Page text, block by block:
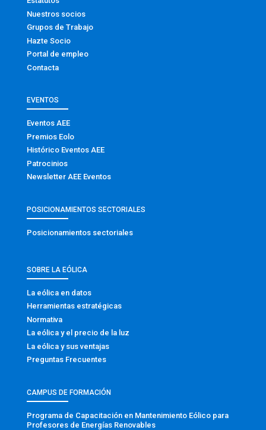
Nuestros socios
Grupos de Trabajo
Hazte Socio
Portal de empleo
Contacta
EVENTOS
Eventos AEE
Premios Eolo
Histórico Eventos AEE
Patrocinios
Newsletter AEE Eventos
POSICIONAMIENTOS SECTORIALES
Posicionamientos sectoriales
SOBRE LA EÓLICA
La eólica en datos
Herramientas estratégicas
Normativa
La eólica y el precio de la luz
La eólica y sus ventajas
Preguntas Frecuentes
CAMPUS DE FORMACIÓN
Programa de Capacitación en Mantenimiento Eólico para
Profesores de Energías Renovables